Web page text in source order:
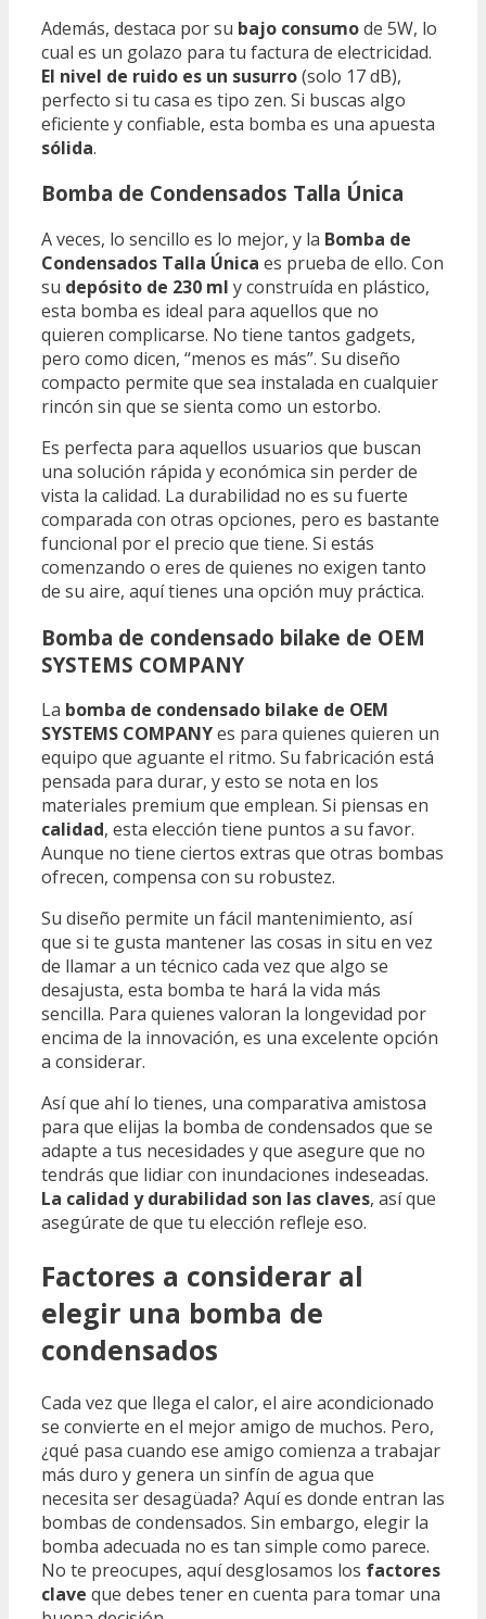
Además, destaca por su bajo consumode 5W, lo
cual es un golazo para tu factura de electricidad.
El nivel de ruido es un susurro(solo 17 dB),
perfecto si tu casa es tipo zen. Si buscas algo
eficiente y confiable, esta bomba es una apuesta
sólida.
Bomba de Condensados Talla Única
A veces, lo sencillo es lo mejor, y la Bomba de
Condensados Talla Única es prueba de ello. Con
su depósito de 230 ml y construída en plástico,
esta bomba es ideal para aquellos que no
quieren complicarse. No tiene tantos gadgets,
pero como dicen, “menos es más”. Su diseño
compacto permite que sea instalada en cualquier
rincón sin que se sienta como un estorbo.
Es perfecta para aquellos usuarios que buscan
una solución rápida y económica sin perder de
vista la calidad. La durabilidad no es su fuerte
comparada con otras opciones, pero es bastante
funcional por el precio que tiene. Si estás
comenzando o eres de quienes no exigen tanto
de su aire, aquí tienes una opción muy práctica.
Bomba de condensado bilake de OEM
SYSTEMS COMPANY
La bomba de condensado bilake de OEM
SYSTEMS COMPANYes para quienes quieren un
equipo que aguante el ritmo. Su fabricación está
pensada para durar, y esto se nota en los
materiales premium que emplean. Si piensas en
calidad, esta elección tiene puntos a su favor.
Aunque no tiene ciertos extras que otras bombas
ofrecen, compensa con su robustez.
Su diseño permite un fácil mantenimiento, así
que si te gusta mantener las cosas in situ en vez
de llamar a un técnico cada vez que algo se
desajusta, esta bomba te hará la vida más
sencilla. Para quienes valoran la longevidad por
encima de la innovación, es una excelente opción
a considerar.
Así que ahí lo tienes, una comparativa amistosa
para que elijas la bomba de condensados que se
adapte a tus necesidades y que asegure que no
tendrás que lidiar con inundaciones indeseadas.
La calidad y durabilidad son las claves, así que
asegúrate de que tu elección refleje eso.
Factores a considerar al
elegir una bomba de
condensados
Cada vez que llega el calor, el aire acondicionado
se convierte en el mejor amigo de muchos. Pero,
¿qué pasa cuando ese amigo comienza a trabajar
más duro y genera un sinfín de agua que
necesita ser desagüada? Aquí es donde entran las
bombas de condensados. Sin embargo, elegir la
bomba adecuada no es tan simple como parece.
No te preocupes, aquí desglosamos los factores
clave que debes tener en cuenta para tomar una